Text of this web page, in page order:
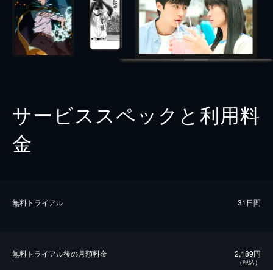
サービススペックと利用料
金
無料トライアル 31日間
無料トライアル後の⽉額料金 2,189円
（税込）